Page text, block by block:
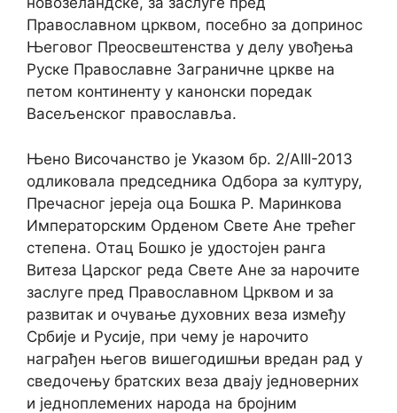
Православном црквом, посебно за допринос
Његовог Преосвештенства у делу увођења
Руске Православне Заграничне цркве на
петом континенту у канонски поредак
Васељенског православља.
Њено Височанство је Указом бр. 2/АIII-2013
одликовала председника Одбора за културу,
Пречасног јереја оца Бошка Р. Маринкова
Императорским Орденом Свете Ане трећег
степена. Отац Бошко је удостојен ранга
Витеза Царског реда Свете Ане за нарочите
заслуге пред Православном Црквом и за
развитак и очување духовних веза између
Србије и Русије, при чему је нарочито
награђен његов вишегодишњи вредан рад у
сведочењу братских веза двају једноверних
и једноплемених народа на бројним